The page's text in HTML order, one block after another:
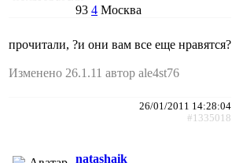
93 4 Москва
прочитали, ?и они вам все еще нравятся?
Изменено 26.1.11 автор ale4st76
26/01/2011 14:28:04
#1335018
natashaik